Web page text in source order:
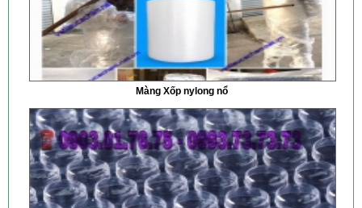
Màng Xốp nylong nổ